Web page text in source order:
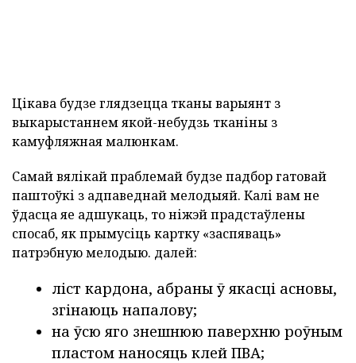
Цікава будзе глядзецца тканы варыянт з
выкарыстаннем якой-небудзь тканіны з
камуфляжная малюнкам.
Самай вялікай праблемай будзе падбор гатовай
паштоўкі з адпаведнай мелодыяй. Калі вам не
ўдасца яе адшукаць, то ніжэй прадстаўлены
спосаб, як прымусіць картку «заспяваць»
патрэбную мелодыю. далей:
ліст кардона, абраны ў якасці асновы,
згінаюць напалову;
на ўсю яго знешнюю паверхню роўным
пластом наносяць клей ПВА;